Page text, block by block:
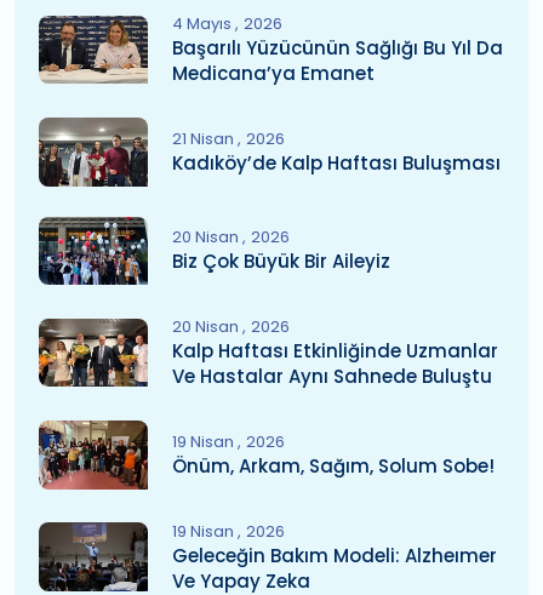
4 Mayıs 2026
Başarılı Yüzücünün Sağlığı Bu Yıl Da
Medicana’ya Emanet
21 Nisan 2026
Kadıköy’de Kalp Haftası Buluşması
20 Nisan 2026
Biz Çok Büyük Bir Aileyiz
20 Nisan 2026
Kalp Haftası Etkinliğinde Uzmanlar
Ve Hastalar Aynı Sahnede Buluştu
19 Nisan 2026
Önüm, Arkam, Sağım, Solum Sobe!
19 Nisan 2026
Geleceğin Bakım Modeli: Alzheımer
Ve Yapay Zeka